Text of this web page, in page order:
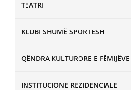
TEATRI
KLUBI SHUMË SPORTESH
QËNDRA KULTURORE E FËMIJËVE
INSTITUCIONE REZIDENCIALE